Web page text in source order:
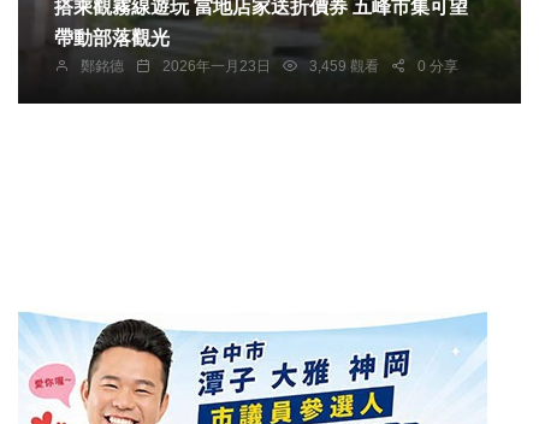
搭乘觀霧線遊玩 當地店家送折價券 五峰市集可望
帶動部落觀光
鄭銘德 2026年一月23日 3,459 觀看 0 分享